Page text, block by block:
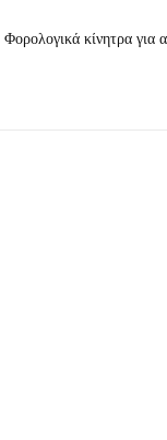
Φορολογικά κίνητρα για